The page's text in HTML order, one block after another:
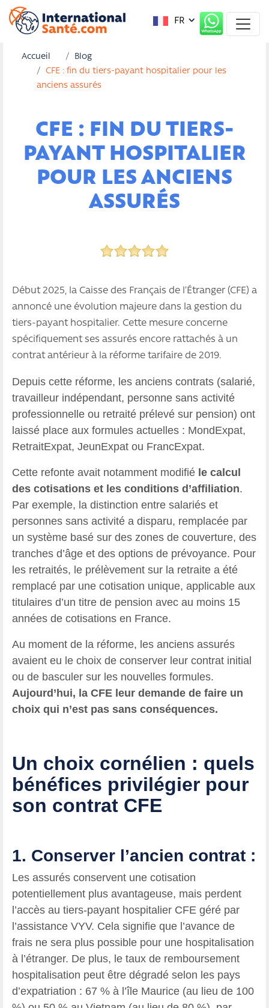
FR
Accueil
Blog
CFE : fin du tiers-payant hospitalier pour les
anciens assurés
CFE : FIN DU TIERS-
PAYANT HOSPITALIER
POUR LES ANCIENS
ASSURÉS
Début 2025, la Caisse des Français de l’Étranger (CFE) a
annoncé une évolution majeure dans la gestion du
tiers-payant hospitalier. Cette mesure concerne
spécifiquement ses assurés encore rattachés à un
contrat antérieur à la réforme tarifaire de 2019.
Depuis cette réforme, les anciens contrats (salarié,
travailleur indépendant, personne sans activité
professionnelle ou retraité prélevé sur pension) ont
laissé place aux formules actuelles : MondExpat,
RetraitExpat, JeunExpat ou FrancExpat.
Cette refonte avait notamment modifié le calcul
des cotisations et les conditions d’affiliation.
Par exemple, la distinction entre salariés et
personnes sans activité a disparu, remplacée par
un système basé sur des zones de couverture, des
tranches d’âge et des options de prévoyance. Pour
les retraités, le prélèvement sur la retraite a été
remplacé par une cotisation unique, applicable aux
titulaires d’un titre de pension avec au moins 15
années de cotisations en France.
Au moment de la réforme, les anciens assurés
avaient eu le choix de conserver leur contrat initial
ou de basculer sur les nouvelles formules.
Aujourd’hui, la CFE leur demande de faire un
choix qui n’est pas sans conséquences.
Un choix cornélien : quels
bénéfices privilégier pour
son contrat CFE
1. Conserver l’ancien contrat :
Les assurés conservent une cotisation
potentiellement plus avantageuse, mais perdent
l’accès au tiers-payant hospitalier CFE géré par
l’assistance VYV. Cela signifie que l’avance de
frais ne sera plus possible pour une hospitalisation
à l’étranger. De plus, le taux de remboursement
hospitalisation peut être dégradé selon les pays
d’expatriation : 67 % à l’île Maurice (au lieu de 100